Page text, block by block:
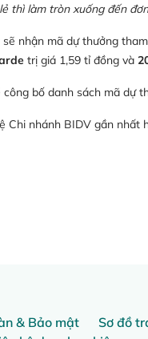
thì làm tròn xuống đến
nhận mã dự thưởng
trị giá 1,59 tỉ đồng và
bố danh sách mã dự
Chi nhánh BIDV gần nhất
& Bảo mật Sơ đồ